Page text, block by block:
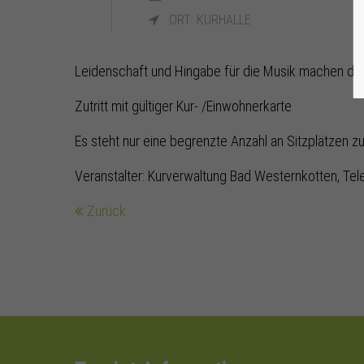
ORT: KURHALLE
Leidenschaft und Hingabe für die Musik machen
Zutritt mit gültiger Kur- /Einwohnerkarte
Es steht nur eine begrenzte Anzahl an Sitzplätzen
Veranstalter: Kurverwaltung Bad Westernkotten,
Zurück